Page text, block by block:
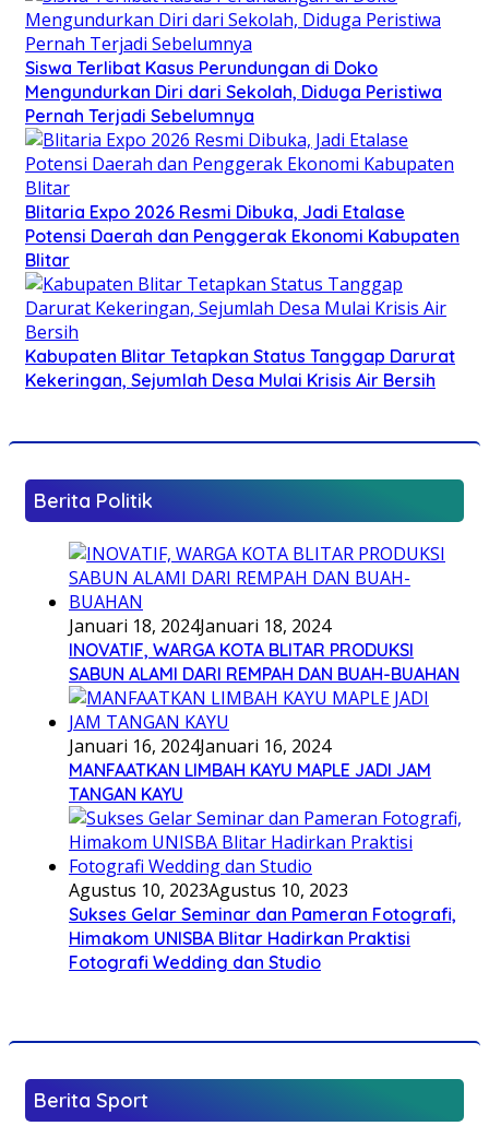
Siswa Terlibat Kasus Perundungan di Doko
Mengundurkan Diri dari Sekolah, Diduga Peristiwa
Pernah Terjadi Sebelumnya
Blitaria Expo 2026 Resmi Dibuka, Jadi Etalase
Potensi Daerah dan Penggerak Ekonomi Kabupaten
Blitar
Kabupaten Blitar Tetapkan Status Tanggap Darurat
Kekeringan, Sejumlah Desa Mulai Krisis Air Bersih
Berita Politik
Januari 18, 2024Januari 18, 2024
INOVATIF, WARGA KOTA BLITAR PRODUKSI
SABUN ALAMI DARI REMPAH DAN BUAH-BUAHAN
Januari 16, 2024Januari 16, 2024
MANFAATKAN LIMBAH KAYU MAPLE JADI JAM
TANGAN KAYU
Agustus 10, 2023Agustus 10, 2023
Sukses Gelar Seminar dan Pameran Fotografi,
Himakom UNISBA Blitar Hadirkan Praktisi
Fotografi Wedding dan Studio
Berita Sport